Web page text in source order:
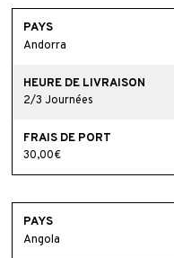
Andorra
2/3 Journées
30,00€
Angola